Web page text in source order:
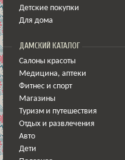
Детские покупки
Для дома
ДАМСКИЙ КАТАЛОГ
Салоны красоты
Медицина, аптеки
Фитнес и спорт
Магазины
Туризм и путешествия
Отдых и развлечения
Авто
Дети